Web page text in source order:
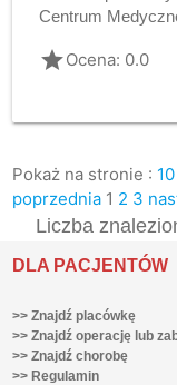
Centrum
gradeOcena: 0.0
Pokaż na stronie : 10
poprzednia 1 2 3
Liczba
DLA PACJENTÓW
>> Znajdź placówkę
>> Znajdź operację lub
>> Znajdź chorobę
>> Regulamin